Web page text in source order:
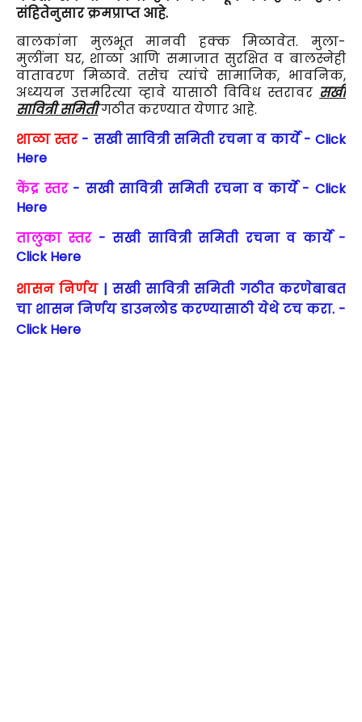
संहितेनुसार क्रमप्राप्त आहे.
बालकांना मुलभूत मानवी हक्क मिळावेत. मुला-
मुलींना घर, शाळा आणि समाजात सुरक्षित व बालस्नेही
वातावरण मिळावे. तसेच त्यांचे सामाजिक, भावनिक,
अध्ययन उत्तमरित्या व्हावे यासाठी विविध स्तरावर सखी
सावित्री समितीगठीत करण्यात येणार आहे.
शाळा स्तर- सखी सावित्री समिती रचना व कार्ये - Click
Here
केंद्र स्तर- सखी सावित्री समिती रचना व कार्ये - Click
Here
तालुका स्तर- सखी सावित्री समिती रचना व कार्ये -
Click Here
शासन निर्णय| सखी सावित्री समिती गठीत करणेबाबत
चा शासन निर्णय डाउनलोड करण्यासाठी येथे टच करा. -
Click Here